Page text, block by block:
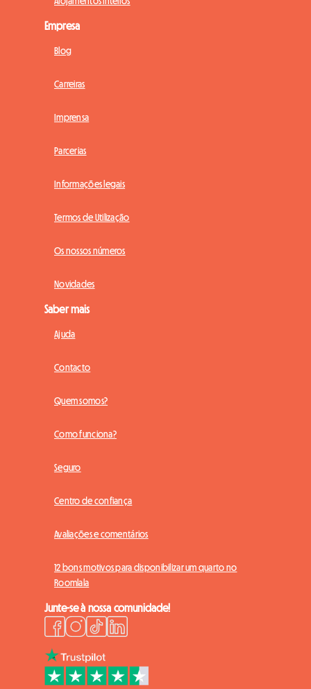
Empresa
Blog
Carreiras
Imprensa
Parcerias
Informações legais
Termos de Utilização
Os nossos números
Novidades
Saber mais
Ajuda
Contacto
Quem somos?
Como funciona?
Seguro
Centro de confiança
Avaliações e comentários
12 bons motivos para disponibilizar um quarto no
Roomlala
Junte-se à nossa comunidade!